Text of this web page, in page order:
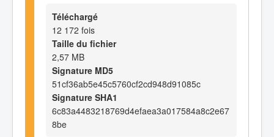
Téléchargé
12 172 fois
Taille du fichier
2,57 MB
Signature MD5
51cf36ab5e45c5760cf2cd948d91085c
Signature SHA1
6c83a4483218769d4efaea3a017584a8c2e67
8be